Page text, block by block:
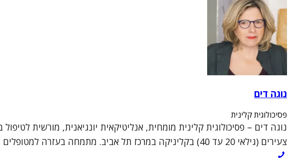
נוגה דים
פסיכולוגית קלינית
נוגה דים – פסיכולוגית קלינית מומחית, אנליטיקאית יונגיאנית, מורשית
צעירים (גילאי 20 עד 40) בקליניקה במרכז תל אביב. מתמחה בעזרה למטופלים המצויים בצמ...